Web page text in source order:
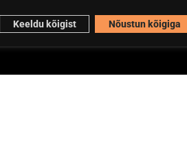
Keeldu kõigist Nõustun kõigiga